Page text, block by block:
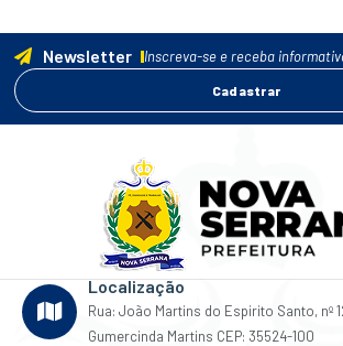
Newsletter Inscreva-se e receba
Cadastrar
Localização
Rua: João Martins do Espirito Santo, nº
Gumercinda Martins CEP: 35524-100